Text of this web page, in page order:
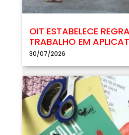
OIT ESTABELECE
TRABALHO EM
30/07/2026